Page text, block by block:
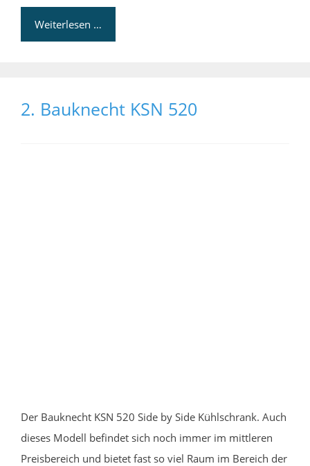
Weiterlesen …
2. Bauknecht KSN 520
Der Bauknecht KSN 520 Side by Side Kühlschrank. Auch
dieses Modell befindet sich noch immer im mittleren
Preisbereich und bietet fast so viel Raum im Bereich der